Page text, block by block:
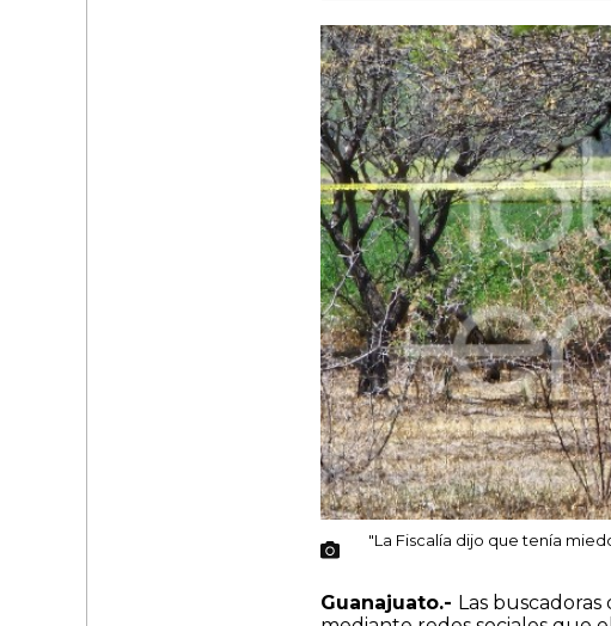
"La Fiscalía dijo que tenía
Guanajuato.- Las